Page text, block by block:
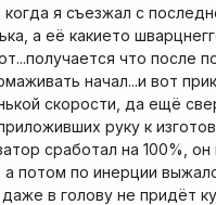
я съезжал с
а её какието
что после
начал...и вот
скорости, да ещё
руку к
сработал на 100%,
а потом по инерции
в голову не придёт